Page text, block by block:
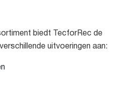
biedt TecforRec de
uitvoeringen aan: